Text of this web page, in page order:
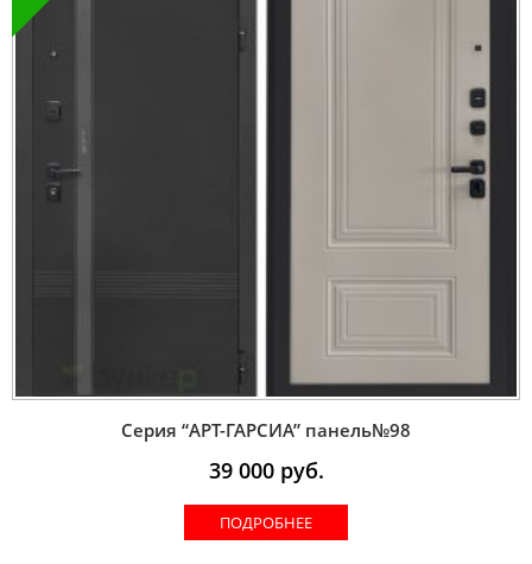
Серия “AРT-ГАРСИА” панель№98
39 000руб.
ПОДРОБНЕЕ